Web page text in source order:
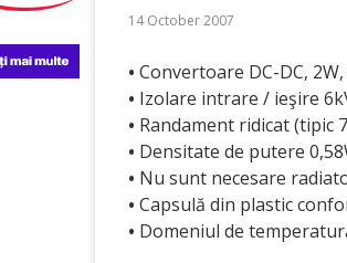
14 October 2007
• Convertoare DC-DC,
• Izolare intrare / ieşire
• Randament ridicat (tipic
• Densitate de putere
• Nu sunt necesare
• Capsulă din plastic
• Domeniul de